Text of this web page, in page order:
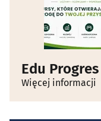
Edu Progres
Więcej informacji